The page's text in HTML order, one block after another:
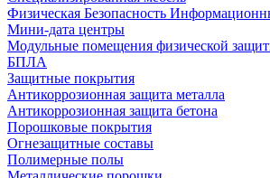
Физическая Безопасность
Мини-дата центры
Модульные помещения физической
БПЛА
Защитные покрытия
Антикоррозионная защита металла
Антикоррозионная защита бетона
Порошковые покрытия
Огнезащитные составы
Полимерные полы